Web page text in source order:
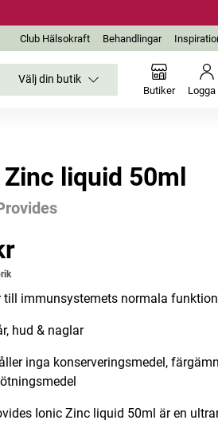
Club Hälsokraft Behandlingar
Välj din butik
Butiker Logga
liquid 50ml
till immunsystemets normala funktion
hud & naglar
inga konserveringsmedel,
Ionic Zinc liquid 50ml är en